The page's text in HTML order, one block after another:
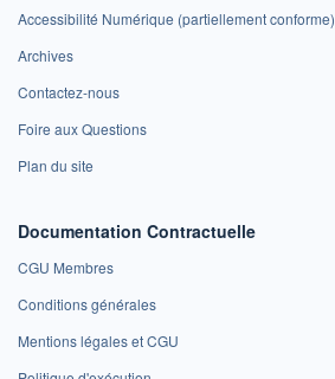
Accessibilité Numérique (partiellement conforme)
Archives
Contactez-nous
Foire aux Questions
Plan du site
Documentation Contractuelle
CGU Membres
Conditions générales
Mentions légales et CGU